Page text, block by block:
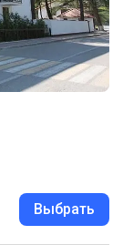
Выбрать